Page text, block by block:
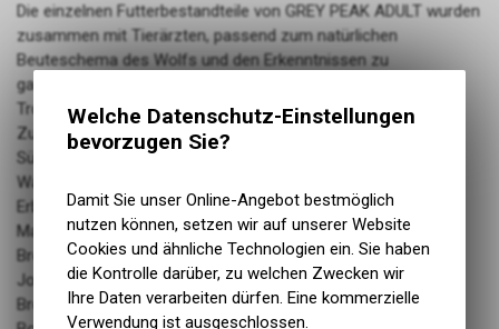
Die einzelnen Futterbestandteile von GREY PEAK ADULT wurden
zusammen mit Tierärzten, passend zum natürlichen
Beuteschema des Wolfs und den Erkenntnissen zu
ganzheitlicher Hundeernährung, zusammengestellt. Das
Trockenfutter von Wolfsblut ist damit einzigartig.
Zusammensetzung:
Süsskartoffel 31%, Ziegenfleisch 24%, getrocknetes
Wasserbüffelfleisch 19%, Wasserbüffelfett 8%, Kichererbsen,
Erbsenprotein, Mineralstoffe, Topinambur, Spirulina, Thymian,
Majoran, Oregano, Petersilie, Salbei, Leinsamen, Tomate,
Brombeeren, Himbeeren, Heidelbeeren, Schwarze
Johannisbeeren, Holunderbeeren, Aroniabeeren, Liebstöckel,
Brennnessel, Weissdorn, Löwenzahn, Ginseng, Anis,
Welche Datenschutz-Einstellungen
bevorzugen Sie?
Damit Sie unser Online-Angebot bestmöglich
nutzen können, setzen wir auf unserer Website
Cookies und ähnliche Technologien ein. Sie haben
die Kontrolle darüber, zu welchen Zwecken wir
Ihre Daten verarbeiten dürfen. Eine kommerzielle
Verwendung ist ausgeschlossen.